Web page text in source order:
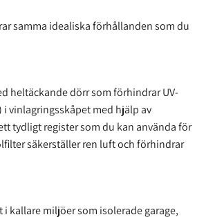
samma idealiska förhållanden som du
heltäckande dörr som förhindrar UV-
i vinlagringsskåpet med hjälp av
tydligt register som du kan använda för
säkerställer ren luft och förhindrar
kallare miljöer som isolerade garage,